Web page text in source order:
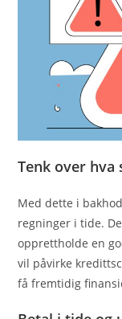
Tenk over
Med dette i
regninger i tide.
opprettholde en
vil påvirke
få fremtidig